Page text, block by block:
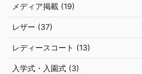
メディア掲載 (19)
レザー (37)
レディースコート (13)
入学式・入園式 (3)